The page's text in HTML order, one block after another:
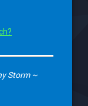
Storm ~